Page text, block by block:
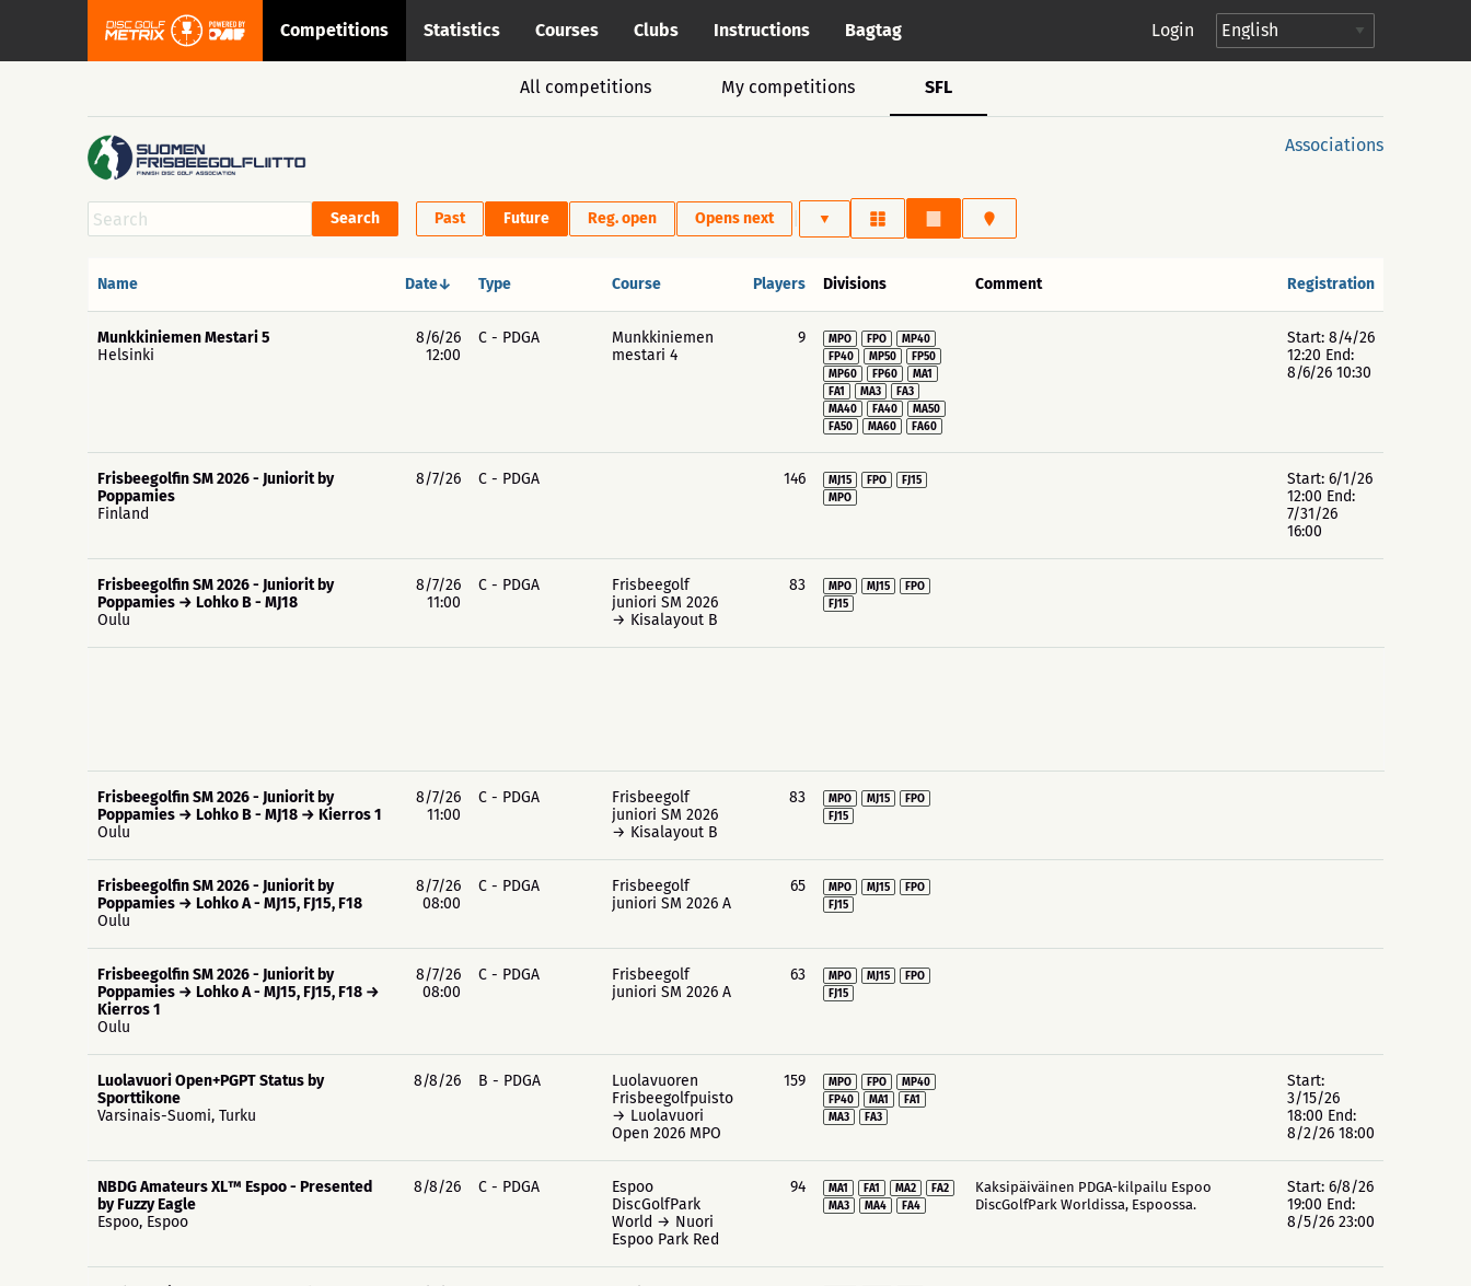
Competitions Statistics Courses Clubs Instructions Bagtag Login
All competitions My competitions SFL
Associations
Past Future Reg. open Opens next
Name Date↓ Type Course Players Divisions Comment Registration
Munkkiniemen Mestari 5
Helsinki
8/6/26
12:00
C - PDGA
Munkkiniemen
mestari 4
9 MPO FPO
MP40
FP40
MP50
FP50
MP60
FP60
MA1
FA1
MA3
FA3
MA40
FA40
MA50
FA50
MA60 FA60
Start: 8/4/26
12:20 End:
8/6/26 10:30
Frisbeegolfin SM 2026 - Juniorit by
Poppamies
Finland
8/7/26 C - PDGA 146 MJ15 FPO
FJ15
MPO
Start: 6/1/26
12:00 End:
7/31/26
16:00
Frisbeegolfin SM 2026 - Juniorit by
Poppamies → Lohko B - MJ18
Oulu
8/7/26
11:00
C - PDGA
Frisbeegolf
juniori SM 2026
→ Kisalayout B
83 MPO MJ15
FPO
FJ15
Frisbeegolfin SM 2026 - Juniorit by
Poppamies → Lohko B - MJ18 → Kierros 1
Oulu
8/7/26
11:00
C - PDGA
Frisbeegolf
juniori SM 2026
→ Kisalayout B
83 MPO MJ15
FPO
FJ15
Frisbeegolfin SM 2026 - Juniorit by
Poppamies → Lohko A - MJ15, FJ15, F18
Oulu
8/7/26
08:00
C - PDGA
Frisbeegolf
juniori SM 2026 A
65 MPO MJ15
FPO
FJ15
Frisbeegolfin SM 2026 - Juniorit by
Poppamies → Lohko A - MJ15, FJ15, F18 →
Kierros 1
Oulu
8/7/26
08:00
C - PDGA
Frisbeegolf
juniori SM 2026 A
63 MPO MJ15
FPO
FJ15
Luolavuori Open+PGPT Status by
Sporttikone
Varsinais-Suomi, Turku
8/8/26 B - PDGA
Luolavuoren
Frisbeegolfpuisto
→ Luolavuori
Open 2026 MPO
159 MPO FPO
MP40
FP40
MA1
FA1
MA3
FA3
Start:
3/15/26
18:00 End:
8/2/26 18:00
NBDG Amateurs XL™ Espoo - Presented
by Fuzzy Eagle
Espoo, Espoo
8/8/26 C - PDGA
Espoo
DiscGolfPark
World → Nuori
Espoo Park Red
94 MA1 FA1 MA2
FA2
MA3
MA4 FA4
Kaksipäiväinen PDGA-kilpailu Espoo
DiscGolfPark Worldissa, Espoossa.
Start: 6/8/26
19:00 End:
8/5/26 23:00